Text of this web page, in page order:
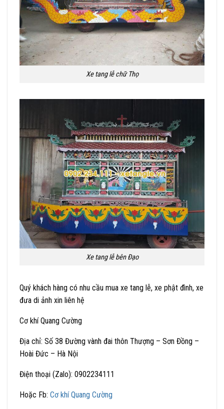
Xe tang lễ chữ Thọ
Xe tang lễ bên Đạo
Quý khách hàng có nhu cầu mua xe tang lễ, xe phật đình, xe
đưa di ảnh xin liên hệ
Cơ khí Quang Cường
Địa chỉ: Số 38 Đường vành đai thôn Thượng – Sơn Đồng –
Hoài Đức – Hà Nội
Điện thoại (Zalo): 0902234111
Hoặc Fb: Cơ khí Quang Cường